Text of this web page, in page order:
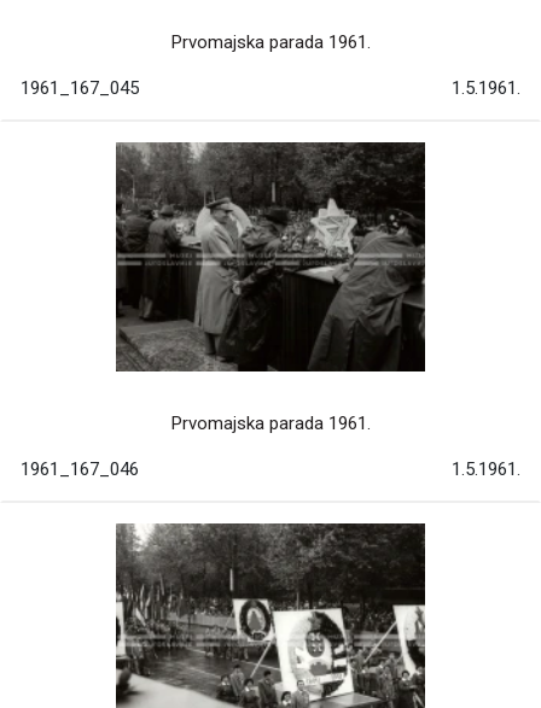
Prvomajska parada 1961.
1961_167_045 1.5.1961.
Prvomajska parada 1961.
1961_167_046 1.5.1961.